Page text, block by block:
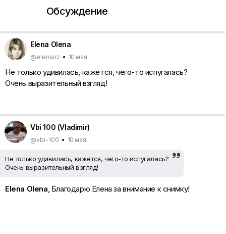
Обсуждение
Elena Olena
@elenanz • 10 мая
Не только удивилась, кажется, чего-то испугалась?
Очень выразительный взгляд!
Vbi 100 (Vladimir)
@vbi-100 • 10 мая
Не только удивилась, кажется, чего-то испугалась?
Очень выразительный взгляд!
Elena Olena , Благодарю Елена за внимание к снимку!